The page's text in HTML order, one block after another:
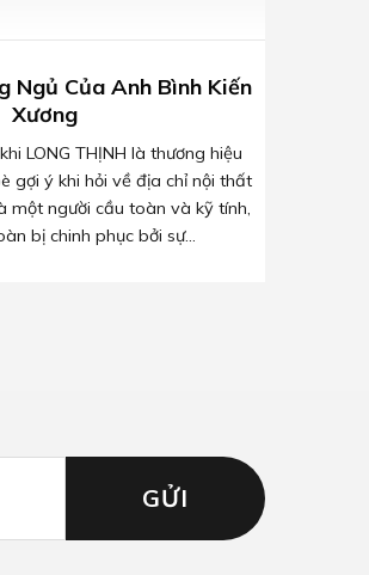
Ngủ Của Anh Bình Kiến
Xương
LONG THỊNH là thương hiệu
gợi ý khi hỏi về địa chỉ nội thất
một người cầu toàn và kỹ tính,
bị chinh phục bởi sự...